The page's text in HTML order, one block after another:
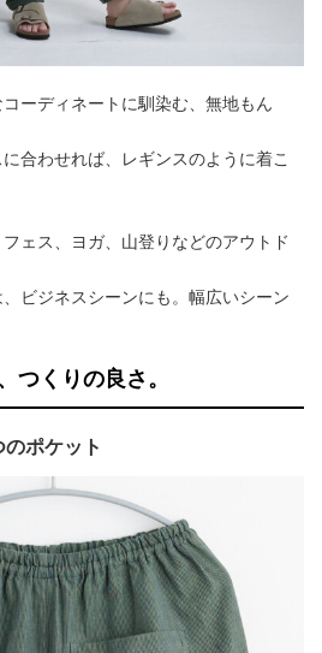
ーディネートに馴染む、無地もん
合わせれば、レギンスのように着こ
ェス、ヨガ、山登りなどのアウトド
ビジネスシーンにも。幅広いシーン
つくりの良さ。
ポケット